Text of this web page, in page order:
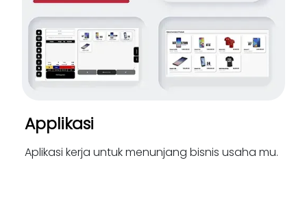
Applikasi
Aplikasi kerja untuk menunjang bisnis usaha mu.